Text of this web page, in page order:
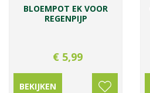
BLOEMPOT EK VOOR
REGENPIJP
€ 5,99
BEKIJKEN